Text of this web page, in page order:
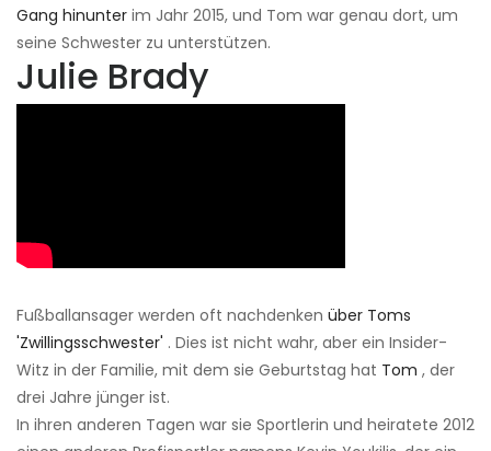
Gang hinunter im Jahr 2015, und Tom war genau dort, um
seine Schwester zu unterstützen.
Julie Brady
Fußballansager werden oft nachdenken über Toms
'Zwillingsschwester' . Dies ist nicht wahr, aber ein Insider-
Witz in der Familie, mit dem sie Geburtstag hat Tom , der
drei Jahre jünger ist.
In ihren anderen Tagen war sie Sportlerin und heiratete 2012